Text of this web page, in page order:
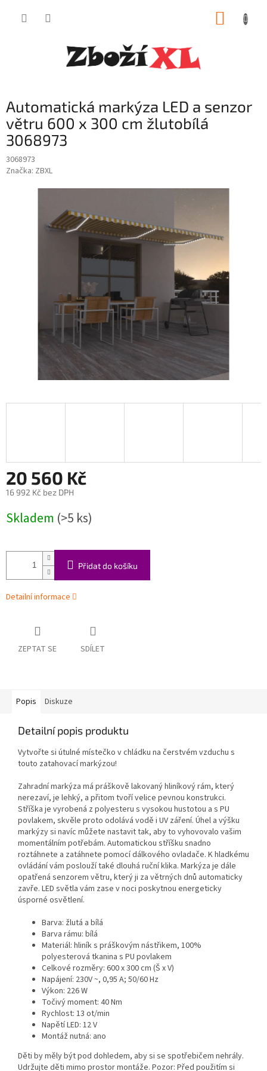
Automatická markýza LED a senzor
větru 600 x 300 cm žlutobílá
3068973
3068973
Značka: ZBXL
20 560 Kč
16 992 Kč bez DPH
cena:
Skladem (>5 ks)
Přidat do košíku
Detailní informace
ZEPTAT SE SDÍLET
Popis Diskuze
Detailní popis produktu
Vytvořte si útulné místečko v chládku na čerstvém vzduchu s
touto zatahovací markýzou!
Zahradní markýza má práškově lakovaný hliníkový rám, který
nerezaví, je lehký, a přitom tvoří velice pevnou konstrukci.
Stříška je vyrobená z polyesteru s vysokou hustotou a s PU
povlakem, skvěle proto odolává vodě i UV záření. Úhel a výšku
markýzy si navíc můžete nastavit tak, aby to vyhovovalo vašim
momentálním potřebám. Automatickou stříšku snadno
roztáhnete a zatáhnete pomocí dálkového ovladače. K hladkému
ovládání vám poslouží také dlouhá ruční klika. Markýza je dále
opatřená senzorem větru, který ji za větrných dnů automaticky
zavře. LED světla vám zase v noci poskytnou energeticky
úsporné osvětlení.
Barva: žlutá a bílá
Barva rámu: bílá
Materiál: hliník s práškovým nástřikem, 100%
polyesterová tkanina s PU povlakem
Celkové rozměry: 600 x 300 cm (Š x V)
Napájení: 230V ~, 0,95 A; 50/60 Hz
Výkon: 226 W
Točivý moment: 40 Nm
Rychlost: 13 ot/min
Napětí LED: 12 V
Montáž nutná: ano
Děti by měly být pod dohledem, aby si se spotřebičem nehrály.
Udržujte děti mimo prostor montáže. Pozor: Před použitím si